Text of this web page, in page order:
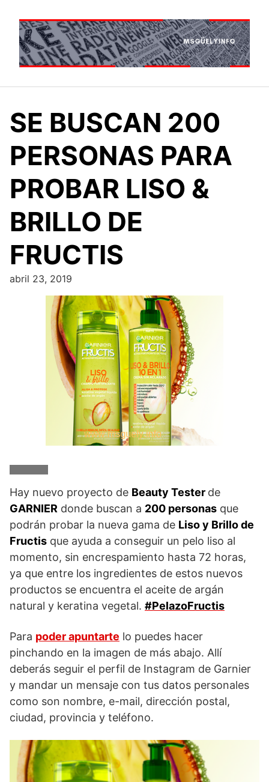
contenido
SE BUSCAN 200
PERSONAS PARA
PROBAR LISO &
BRILLO DE
FRUCTIS
abril 23, 2019
Hay nuevo proyecto de Beauty Tester de
GARNIER donde buscan a 200 personas que
podrán probar la nueva gama de Liso y Brillo de
Fructis que ayuda a conseguir un pelo liso al
momento, sin encrespamiento hasta 72 horas,
ya que entre los ingredientes de estos nuevos
productos se encuentra el aceite de argán
natural y keratina vegetal. #PelazoFructis
Para poder apuntarte lo puedes hacer
pinchando en la imagen de más abajo. Allí
deberás seguir el perfil de Instagram de Garnier
y mandar un mensaje con tus datos personales
como son nombre, e-mail, dirección postal,
ciudad, provincia y teléfono.